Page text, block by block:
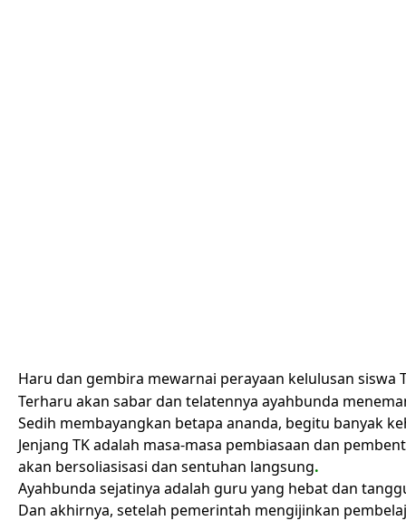
Haru dan gembira mewarnai perayaan kelulusan siswa
Terharu akan sabar dan telatennya ayahbunda
Sedih membayangkan betapa ananda, begitu banyak
Jenjang TK adalah masa-masa pembiasaan dan
akan bersoliasisasi dan sentuhan langsung.
Ayahbunda sejatinya adalah guru yang hebat dan
Dan akhirnya, setelah pemerintah mengijinkan